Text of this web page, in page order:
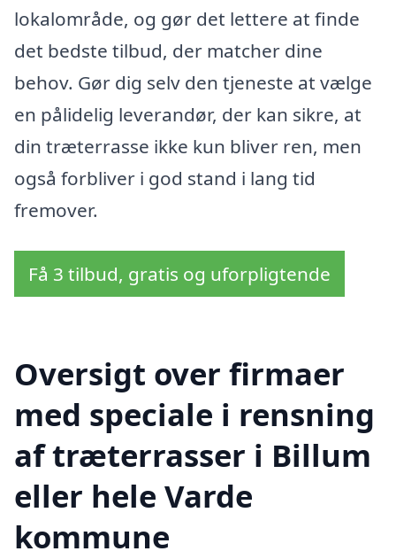
lokalområde, og gør det lettere at finde
det bedste tilbud, der matcher dine
behov. Gør dig selv den tjeneste at vælge
en pålidelig leverandør, der kan sikre, at
din træterrasse ikke kun bliver ren, men
også forbliver i god stand i lang tid
fremover.
Få 3 tilbud, gratis og uforpligtende
Oversigt over firmaer
med speciale i rensning
af træterrasser i Billum
eller hele Varde
kommune